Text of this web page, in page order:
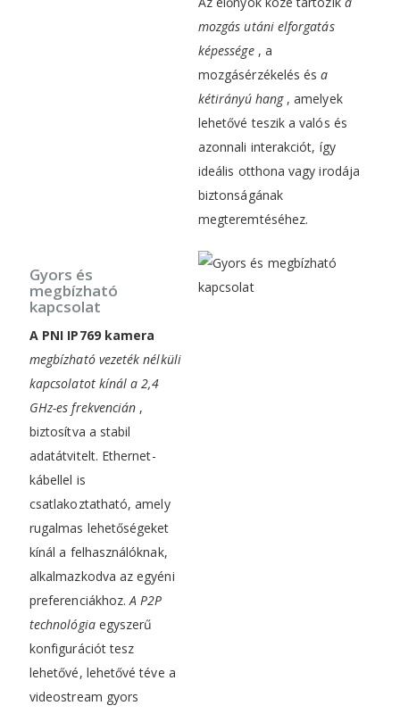
mozgás utáni elforgatás
képessége, a
mozgásérzékelés ésa
kétirányú hang, amelyek
lehetővé teszik a valós és
azonnali interakciót, így
ideális otthona vagy irodája
biztonságának
megteremtéséhez.
Gyors és
megbízható
kapcsolat
A PNI IP769 kamera
megbízható vezeték nélküli
kapcsolatot kínál a 2,4
GHz-es frekvencián ,
biztosítva a stabil
adatátvitelt. Ethernet-
kábellel is
csatlakoztatható, amely
rugalmas lehetőségeket
kínál a felhasználóknak,
alkalmazkodva az egyéni
preferenciákhoz.A P2P
technológiaegyszerű
konfigurációt tesz
lehetővé, lehetővé téve a
videostream gyors